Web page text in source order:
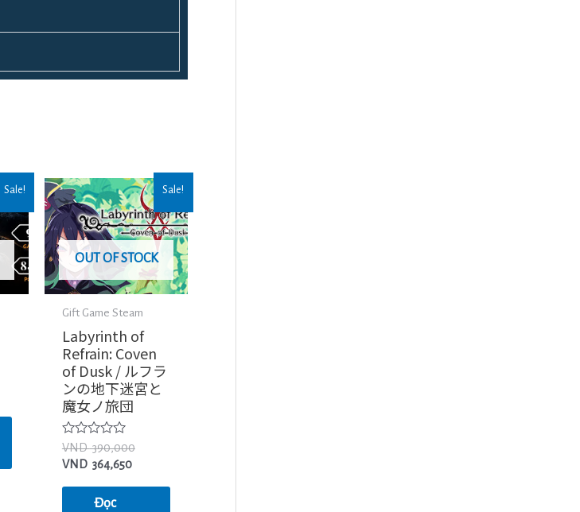
Sale! Sale!
OUT OF STOCK
Gift Game Steam
Labyrinth of
Refrain: Coven
of Dusk / ルフラ
ンの地下迷宮と
魔女ノ旅団
Được
xếp
hạng
VND390,000
VND 364,650
Đọc